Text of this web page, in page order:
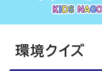
環境クイズ